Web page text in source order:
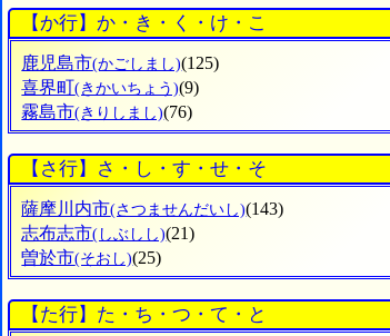
【か行】か・き・く・け・こ
鹿児島市(かごしまし)(125)
喜界町(きかいちょう)(9)
霧島市(きりしまし)(76)
【さ行】さ・し・す・せ・そ
薩摩川内市(さつませんだいし)(143)
志布志市(しぶしし)(21)
曽於市(そおし)(25)
【た行】た・ち・つ・て・と